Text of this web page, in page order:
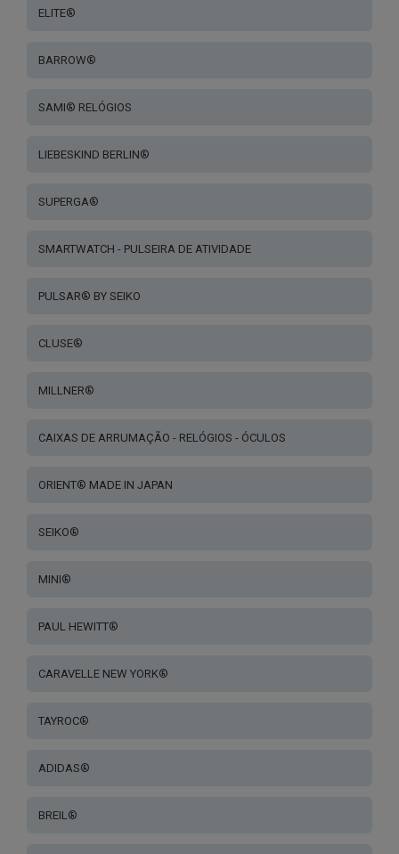
ELITE®
BARROW®
SAMI® RELÓGIOS
LIEBESKIND BERLIN®
SUPERGA®
SMARTWATCH - PULSEIRA DE ATIVIDADE
PULSAR® BY SEIKO
CLUSE®
MILLNER®
CAIXAS DE ARRUMAÇÃO - RELÓGIOS - ÓCULOS
ORIENT® MADE IN JAPAN
SEIKO®
MINI®
PAUL HEWITT®
CARAVELLE NEW YORK®
TAYROC®
ADIDAS®
BREIL®